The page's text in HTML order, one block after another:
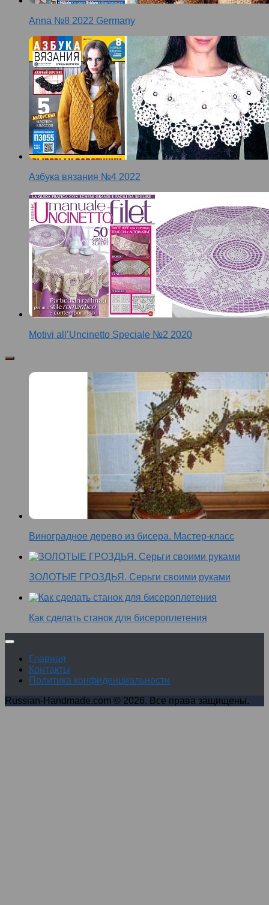
Anna №8 2022 Germany
Азбука вязания №4 2022
Motivi all’Uncinetto Speciale №2 2020
Виноградное дерево из бисера. Мастер-класс
ЗОЛОТЫЕ ГРОЗДЬЯ. Серьги своими руками
Как сделать станок для бисероплетения
Главная
Контакты
Политика конфиденциальности
Russian-Handmade.com © 2026. Все права защищены.